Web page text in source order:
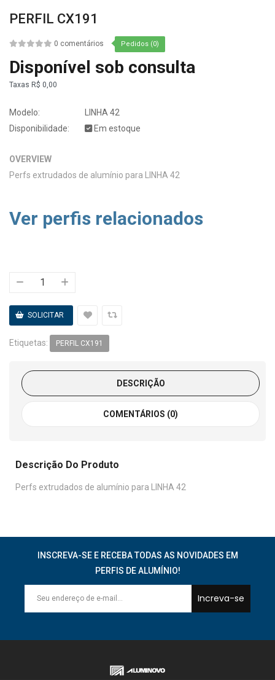
PERFIL CX191
0 comentários Pedidos (0)
Disponível sob consulta
Taxas R$ 0,00
Modelo:
LINHA 42
Disponibilidade:
Em estoque
OVERVIEW
Perfs extrudados de alumínio para LINHA 42
Ver perfis relacionados
Etiquetas: PERFIL CX191
DESCRIÇÃO
COMENTÁRIOS (0)
Descrição Do Produto
Perfs extrudados de alumínio para LINHA 42
INSCREVA-SE E RECEBA TODAS AS NOVIDADES EM
PERFIS DE ALUMÍNIO!
Increva-se